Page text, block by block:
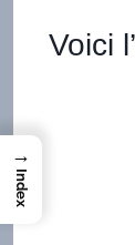
Voici
→
Index